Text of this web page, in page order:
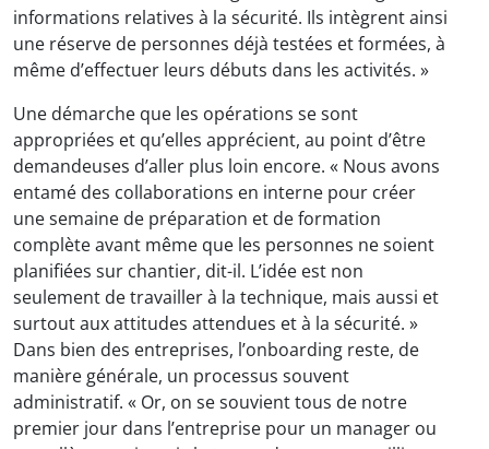
informations relatives à la sécurité. Ils intègrent ainsi
une réserve de personnes déjà testées et formées, à
même d’effectuer leurs débuts dans les activités. »
Une démarche que les opérations se sont
appropriées et qu’elles apprécient, au point d’être
demandeuses d’aller plus loin encore. « Nous avons
entamé des collaborations en interne pour créer
une semaine de préparation et de formation
complète avant même que les personnes ne soient
planifiées sur chantier, dit-il. L’idée est non
seulement de travailler à la technique, mais aussi et
surtout aux attitudes attendues et à la sécurité. »
Dans bien des entreprises, l’onboarding reste, de
manière générale, un processus souvent
administratif. « Or, on se souvient tous de notre
premier jour dans l’entreprise pour un manager ou